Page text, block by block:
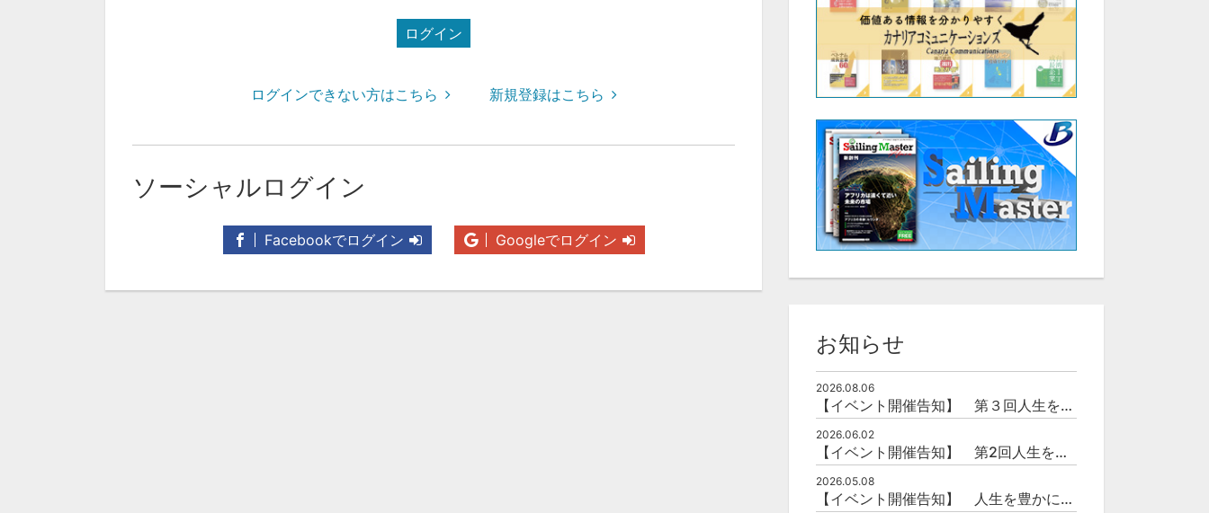
ログイン
ログインできない方はこちら 新規登録はこちら
ソーシャルログイン
Facebookでログイン Googleでログイン
お知らせ
2026.08.06
【イベント開催告知】 第３回人生を豊かにする「本の力」を学ぶ会
2026.06.02
【イベント開催告知】 第2回人生を豊かにする「本の力」を学ぶ会
2026.05.08
【イベント開催告知】 人生を豊かにする「本の力」を学ぶ会